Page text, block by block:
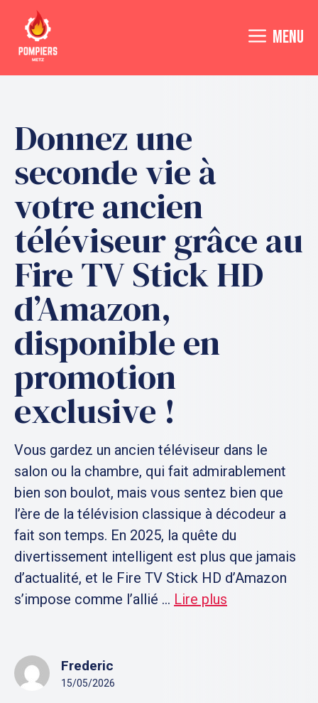
contenu
MENU
Donnez une
seconde vie à
votre ancien
téléviseur grâce au
Fire TV Stick HD
d’Amazon,
disponible en
promotion
exclusive !
Vous gardez un ancien téléviseur dans le
salon ou la chambre, qui fait admirablement
bien son boulot, mais vous sentez bien que
l’ère de la télévision classique à décodeur a
fait son temps. En 2025, la quête du
divertissement intelligent est plus que jamais
d’actualité, et le Fire TV Stick HD d’Amazon
s’impose comme l’allié ... Lire plus
Frederic
15/05/2026